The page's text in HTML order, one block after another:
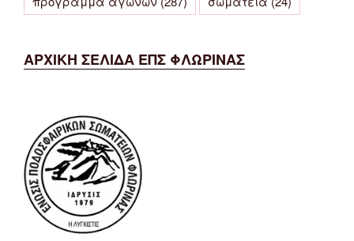
ΑΡΧΙΚΗ ΣΕΛΙΔΑ ΕΠΣ ΦΛΩΡΙΝΑΣ